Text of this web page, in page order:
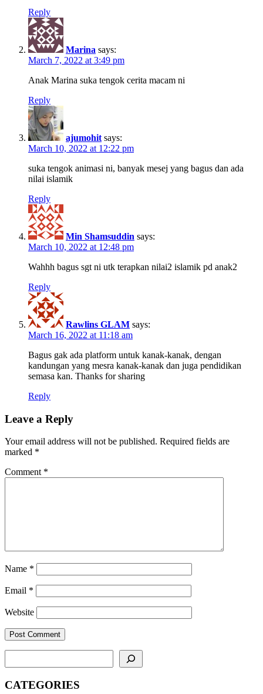
Reply
Marina says:
March 7, 2022 at 3:49 pm
Anak Marina suka tengok cerita macam ni
Reply
ajumohit says:
March 10, 2022 at 12:22 pm
suka tengok animasi ni, banyak mesej yang bagus dan ada
nilai islamik
Reply
Min Shamsuddin says:
March 10, 2022 at 12:48 pm
Wahhh bagus sgt ni utk terapkan nilai2 islamik pd anak2
Reply
Rawlins GLAM says:
March 16, 2022 at 11:18 am
Bagus gak ada platform untuk kanak-kanak, dengan
kandungan yang mesra kanak-kanak dan juga pendidikan
semasa kan. Thanks for sharing
Reply
Leave a Reply
Your email address will not be published. Required fields are
marked *
Comment *
Name *
Email *
Website
CATEGORIES